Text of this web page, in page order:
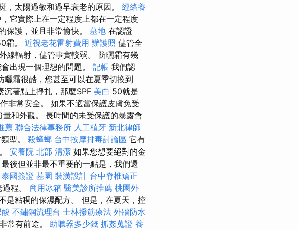
，太陽過敏和過早衰老的原因。 經絡養
它實際上在一定程度上都在一定程度
保護，並且非常愉快。 墓地 在認證
霜。 近視老花雷射費用 辦護照 儘管全
線輻射，儘管事實較弱。 防曬霜有幾
出現一個理想的問題。 記帳 我們認
曬霜很酷，您甚至可以在夏季切換到
沉著點上掙扎，那麼SPF 美白 50就是
非常安全。 如果不適當保護皮膚免受
和外觀。 長時間的未受保護的暴露會
薦 聯合法律事務所 人工植牙 新北律師
型。 殺蟑螂 台中按摩排毒討論區 它有
安養院 北部 清潔 如果您想要絕對的金
後但並非最不重要的一點是，我們還
泰國簽證 墓園 裝潢設計 台中脊椎矯正
程。 商用冰箱 醫美診所推薦 桃園外
是粘稠的保濕配方。 但是，在夏天，控
不鏽鋼流理台 士林撥筋療法 外牆防水
常有前途。 助聽器多少錢 抓姦蒐證 養